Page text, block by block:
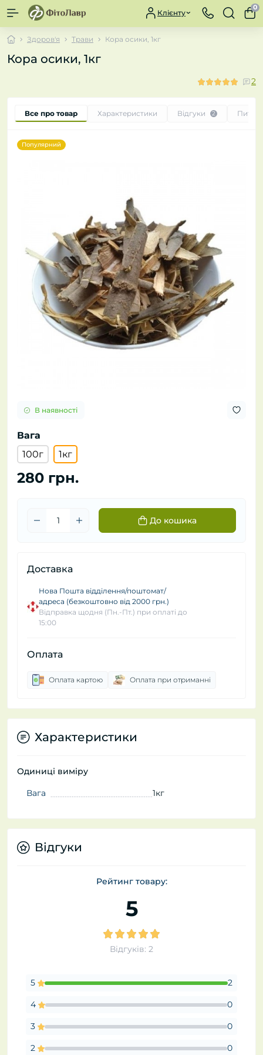
Клієнту
0
Здоров'я Трави Кора осики, 1кг
Кора осики, 1кг
2
Все про товар Характеристики Відгуки 2
Популярний
В наявності
Вага
100г
1кг
280 грн.
До кошика
Доставка
Нова Пошта відділення/поштомат/
адреса (безкоштовно від 2000 грн.)
Відправка щодня (Пн.-Пт.) при оплаті до
15:00
Оплата
Оплата картою Оплата при отриманні
Характеристики
Одиниці виміру
Вага 1кг
Відгуки
Рейтинг товару:
5
Відгуків: 2
5 2
4 0
3 0
2 0